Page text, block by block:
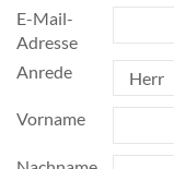
E-Mail-
Adresse
Anrede
Vorname